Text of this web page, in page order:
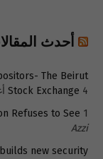
أحدث
The Beirut
Stock Exchange 4 أغسطس 2026
Refuses to See 1 أغسطس 2026
Azzi
new security